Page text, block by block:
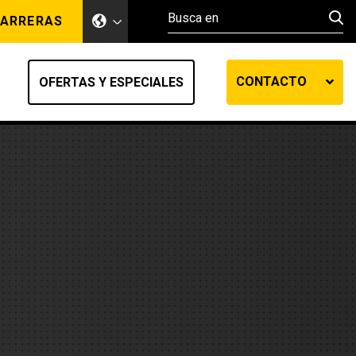
automática
OFERTAS Y ESPECIALES CONTACTO